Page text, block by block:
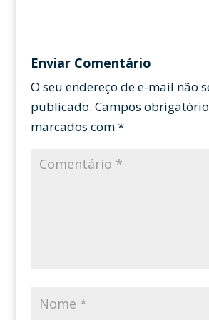
Enviar Comentário
O seu endereço de e-mail não
publicado. Campos
marcados com*